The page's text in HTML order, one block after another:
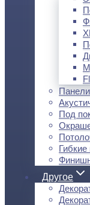
Под
Другое